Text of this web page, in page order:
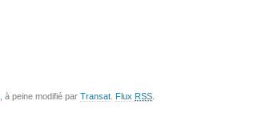
, à peine modifié par Transat Flux RSS